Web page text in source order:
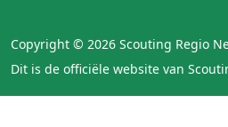
Copyright © 2026 Scouting Regio
Dit is de officiële website van